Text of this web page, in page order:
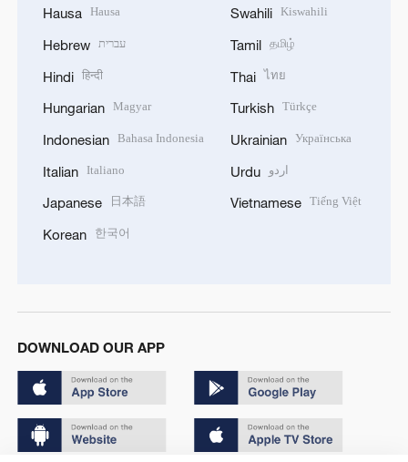
Hausa Hausa
Hebrew עברית
Hindi हिन्दी
Hungarian Magyar
Indonesian Bahasa Indonesia
Italian Italiano
Japanese 日本語
Korean 한국어
Swahili Kiswahili
Tamil தமிழ்
Thai ไทย
Turkish Türkçe
Ukrainian Українська
Urdu اردو
Vietnamese Tiếng Việt
DOWNLOAD OUR APP